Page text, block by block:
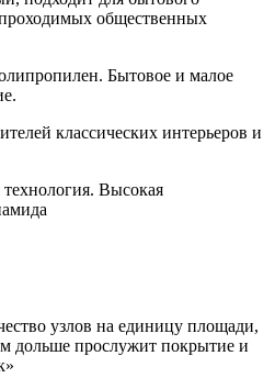
общественных
Бытовое и малое
классических интерьеров и
Высокая
узлов на единицу площади,
дольше прослужит покрытие и